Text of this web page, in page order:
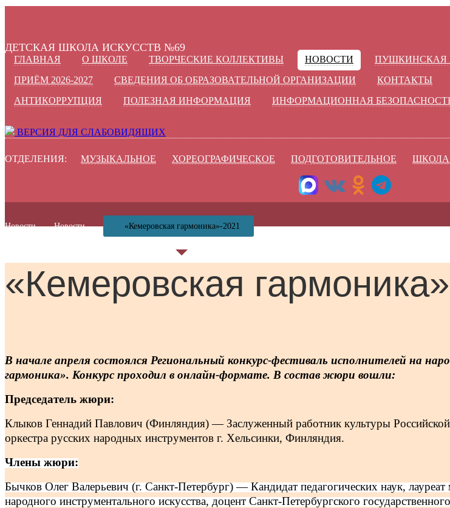
ДЕТСКАЯ ШКОЛА ИСКУССТВ №69
ГЛАВНАЯ О ШКОЛЕ ТВОРЧЕСКИЕ КОЛЛЕКТИВЫ НОВОСТИ ПУШКИНСКАЯ
ПРИЁМ 2026-2027
СВЕДЕНИЯ ОБ ОБРАЗОВАТЕЛЬНОЙ ОРГАНИЗАЦИИ КОНТАКТЫ
АНТИКОРРУПЦИЯ
ПОЛЕЗНАЯ ИНФОРМАЦИЯ ИНФОРМАЦИОННАЯ
ВЕРСИЯ ДЛЯ СЛАБОВИДЯЩИХ
ОТДЕЛЕНИЯ: МУЗЫКАЛЬНОЕ ХОРЕОГРАФИЧЕСКОЕ ПОДГОТОВИТЕЛЬНОЕ ШКОЛА
Новости Новости «Кемеровская гармоника»-2021
«Кемеровская
В начале апреля состоялся Региональный конкурс-фестиваль исполнителей на
гармоника». Конкурс проходил в онлайн-формате. В состав жюри вошли:
Председатель жюри:
Клыков Геннадий Павлович (Финляндия) — Заслуженный работник культуры
оркестра русских народных инструментов г. Хельсинки, Финляндия.
Члены жюри:
Бычков Олег Валерьевич (г. Санкт-Петербург) — Кандидат педагогических наук,
народного инструментального искусства, доцент Санкт-Петербургского